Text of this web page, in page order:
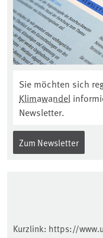
Sie möchten sich
Klimawandel
Newsletter.
Zum Newsletter
Kurzlink: https://